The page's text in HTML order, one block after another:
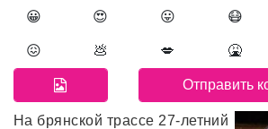
😀 😍 😛 😷
😖 💩 💋 🤮
На брянской трассе 27-летний